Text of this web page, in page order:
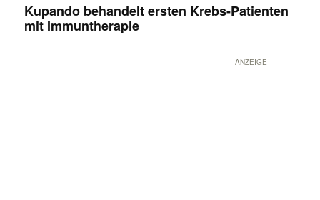
Kupando behandelt ersten Krebs-Patienten
mit Immuntherapie
ANZEIGE